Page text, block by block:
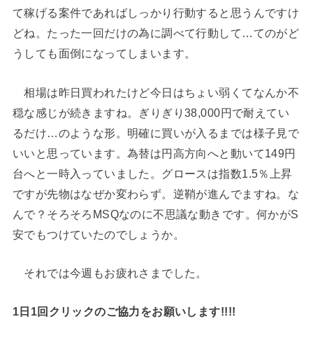
て稼げる案件であればしっかり行動すると思うんですけ
どね。たった一回だけの為に調べて行動して…てのがど
うしても面倒になってしまいます。
相場は昨日買われたけど今日はちょい弱くてなんか不
穏な感じが続きますね。ぎりぎり38,000円で耐えてい
るだけ…のような形。明確に買いが入るまでは様子見で
いいと思っています。為替は円高方向へと動いて149円
台へと一時入っていました。グロースは指数1.5％上昇
ですが先物はなぜか変わらず。逆鞘が進んでますね。な
んで？そろそろMSQなのに不思議な動きです。何かがS
安でもつけていたのでしょうか。
それでは今週もお疲れさまでした。
1日1回クリックのご協力をお願いします!!!!